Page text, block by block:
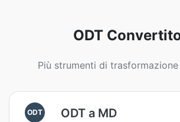
ODT
Più strumenti di
ODT ODT a MD